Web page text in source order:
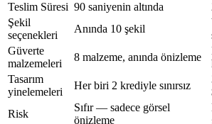
Teslim Süresi 90 saniyenin altında
Şekil
seçenekleri
Anında 10 şekil
Güverte
malzemeleri
8 malzeme, anında önizleme
Tasarım
yinelemeleri
Her biri 2 krediyle sınırsız
Risk
Sıfır — sadece görsel
önizleme